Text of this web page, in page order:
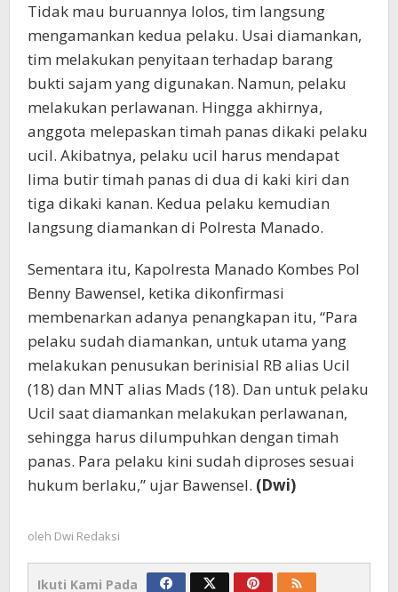
Tidak mau buruannya lolos, tim langsung
mengamankan kedua pelaku. Usai diamankan,
tim melakukan penyitaan terhadap barang
bukti sajam yang digunakan. Namun, pelaku
melakukan perlawanan. Hingga akhirnya,
anggota melepaskan timah panas dikaki pelaku
ucil. Akibatnya, pelaku ucil harus mendapat
lima butir timah panas di dua di kaki kiri dan
tiga dikaki kanan. Kedua pelaku kemudian
langsung diamankan di Polresta Manado.
Sementara itu, Kapolresta Manado Kombes Pol
Benny Bawensel, ketika dikonfirmasi
membenarkan adanya penangkapan itu, “Para
pelaku sudah diamankan, untuk utama yang
melakukan penusukan berinisial RB alias Ucil
(18) dan MNT alias Mads (18). Dan untuk pelaku
Ucil saat diamankan melakukan perlawanan,
sehingga harus dilumpuhkan dengan timah
panas. Para pelaku kini sudah diproses sesuai
hukum berlaku,” ujar Bawensel. (Dwi)
oleh Dwi Redaksi
Ikuti Kami Pada